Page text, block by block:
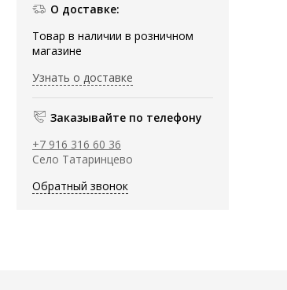
О доставке:
Товар в наличии в розничном
магазине
Узнать о доставке
Заказывайте по телефону
+7 916 316 60 36
Село Татаринцево
Обратный звонок